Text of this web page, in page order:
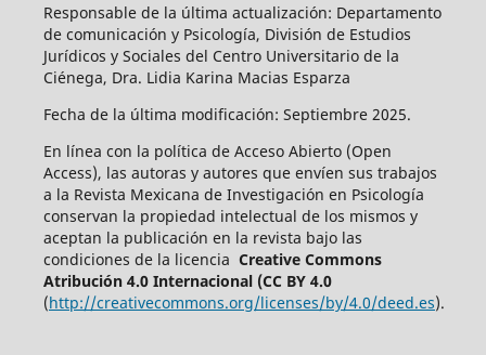
Responsable de la última actualización: Departamento
de comunicación y Psicología, División de Estudios
Jurídicos y Sociales del Centro Universitario de la
Ciénega, Dra. Lidia Karina Macias Esparza
Fecha de la última modificación: Septiembre 2025.
En línea con la política de Acceso Abierto (Open
Access), las autoras y autores que envíen sus trabajos
a la Revista Mexicana de Investigación en Psicología
conservan la propiedad intelectual de los mismos y
aceptan la publicación en la revista bajo las
condiciones de la licencia Creative Commons
Atribución 4.0 Internacional (CC BY 4.0
(http://creativecommons.org/licenses/by/4.0/deed.es).